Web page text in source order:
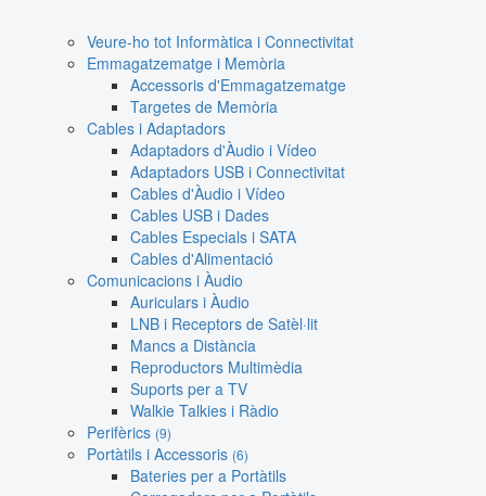
Veure-ho tot Informàtica i Connectivitat
Emmagatzematge i Memòria
Accessoris d'Emmagatzematge
Targetes de Memòria
Cables i Adaptadors
Adaptadors d'Àudio i Vídeo
Adaptadors USB i Connectivitat
Cables d'Àudio i Vídeo
Cables USB i Dades
Cables Especials i SATA
Cables d'Alimentació
Comunicacions i Àudio
Auriculars i Àudio
LNB i Receptors de Satèl·lit
Mancs a Distància
Reproductors Multimèdia
Suports per a TV
Walkie Talkies i Ràdio
Perifèrics (9)
Portàtils i Accessoris (6)
Bateries per a Portàtils